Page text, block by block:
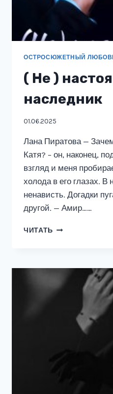
ОСТРОСЮЖЕТНЫЙ
( Не )
наследник
01.06.2025
Лана Пиратова —
Катя? – он, наконец,
взгляд и меня
холода в его глазах. В
ненависть. Догадки
другой. — Амир……
ЧИТАТЬ
НАСЛЕДНИК